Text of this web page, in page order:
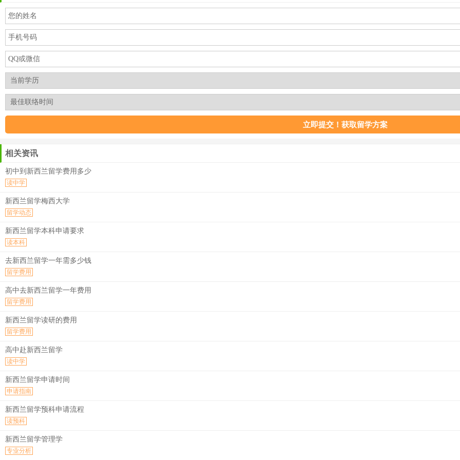
相关资讯
初中到新西兰留学费用多少
读中学
新西兰留学梅西大学
留学动态
新西兰留学本科申请要求
读本科
去新西兰留学一年需多少钱
留学费用
高中去新西兰留学一年费用
留学费用
新西兰留学读研的费用
留学费用
高中赴新西兰留学
读中学
新西兰留学申请时间
申请指南
新西兰留学预科申请流程
读预科
新西兰留学管理学
专业分析